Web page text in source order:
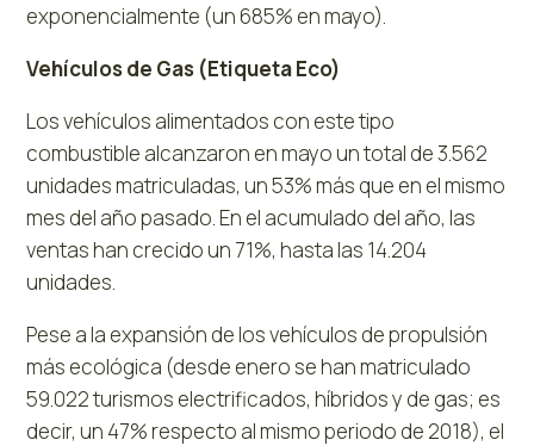
exponencialmente (un 685% en mayo).
Vehículos de Gas (Etiqueta Eco)
Los vehículos alimentados con este tipo
combustible alcanzaron en mayo un total de 3.562
unidades matriculadas, un 53% más que en el mismo
mes del año pasado. En el acumulado del año, las
ventas han crecido un 71%, hasta las 14.204
unidades.
Pese a la expansión de los vehículos de propulsión
más ecológica (desde enero se han matriculado
59.022 turismos electrificados, híbridos y de gas; es
decir, un 47% respecto al mismo periodo de 2018), el